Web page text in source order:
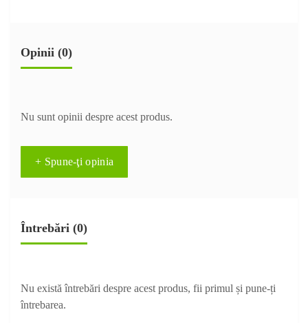
Opinii (0)
Nu sunt opinii despre acest produs.
+ Spune-ţi opinia
Întrebări (0)
Nu există întrebări despre acest produs, fii primul și pune-ți
întrebarea.